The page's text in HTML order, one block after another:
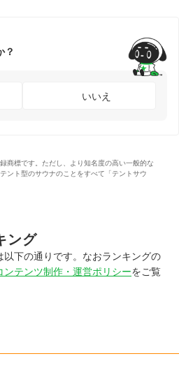
？
いいえ
商標です。ただし、より知名度の高い一般的な
ント型のサウナのことをすべて「テントサウ
ング
下の通りです。なおランキングの
ンテンツ制作・運営ポリシーをご覧